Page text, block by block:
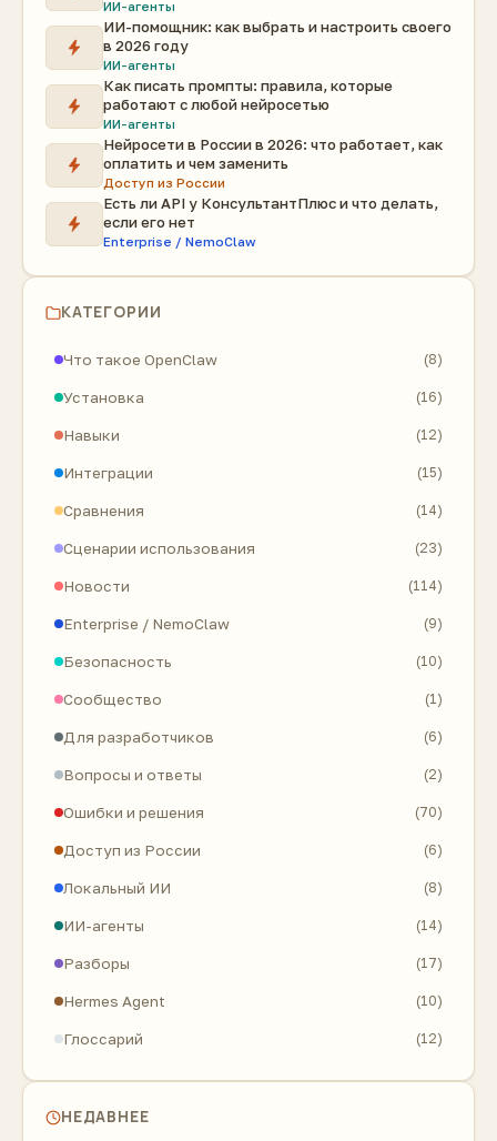
ИИ-агенты
ИИ-помощник: как выбрать и настроить своего
в 2026 году
ИИ-агенты
Как писать промпты: правила, которые
работают с любой нейросетью
ИИ-агенты
Нейросети в России в 2026: что работает, как
оплатить и чем заменить
Доступ из России
Есть ли API у КонсультантПлюс и что делать,
если его нет
Enterprise / NemoClaw
КАТЕГОРИИ
Что такое OpenClaw (8)
Установка (16)
Навыки (12)
Интеграции (15)
Сравнения (14)
Сценарии использования (23)
Новости (114)
Enterprise / NemoClaw (9)
Безопасность (10)
Сообщество (1)
Для разработчиков (6)
Вопросы и ответы (2)
Ошибки и решения (70)
Доступ из России (6)
Локальный ИИ (8)
ИИ-агенты (14)
Разборы (17)
Hermes Agent (10)
Глоссарий (12)
НЕДАВНЕЕ